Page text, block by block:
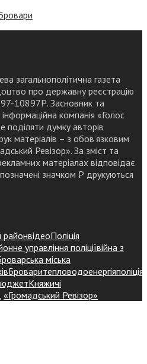
загальнополітична газета
про державну реєстрацію
10897Р. Засновник та
компанія «Голос
поділяти думку авторів
матеріалів – з обов’язковим
Ревізор». За зміст та
матеріалах відповідає
значком Р друкуються
районвідеоПоліція
управління поліціївійна з
міська
Броваритепловодоенергіяполіція
Княжичі
«Громадський Ревізор»